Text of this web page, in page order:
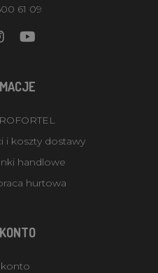
61 09
i koszty dostawy
handlowe
hurtowa